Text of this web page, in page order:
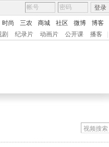
登录
时尚 三农 商城 社区 微博 博客
剧 纪录片 动画片 公开课 播客